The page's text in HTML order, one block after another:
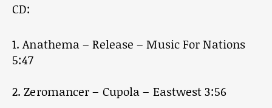
CD:
1. Anathema – Release – Music For Nations
5:47
2. Zeromancer – Cupola – Eastwest 3:56